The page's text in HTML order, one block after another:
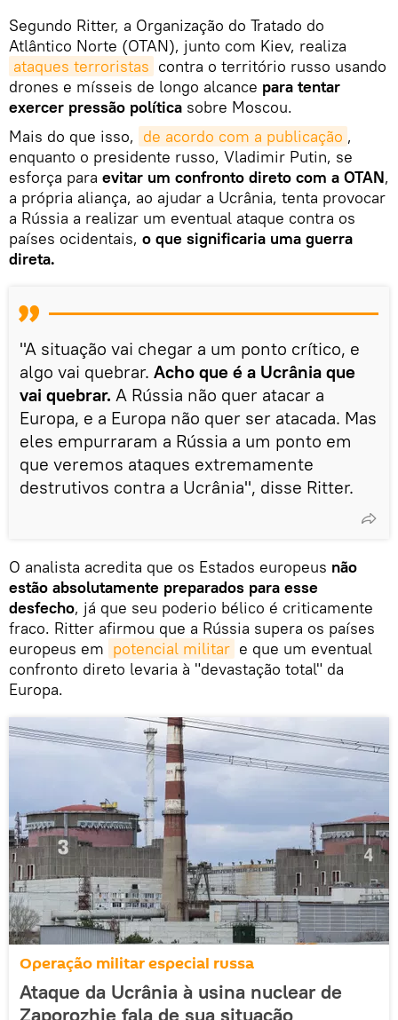
Segundo Ritter, a Organização do Tratado do
Atlântico Norte (OTAN), junto com Kiev, realiza
ataques terroristas contra o território russo usando
drones e mísseis de longo alcance para tentar
exercer pressão política sobre Moscou.
Mais do que isso, de acordo com a publicação ,
enquanto o presidente russo, Vladimir Putin, se
esforça para evitar um confronto direto com a OTAN,
a própria aliança, ao ajudar a Ucrânia, tenta provocar
a Rússia a realizar um eventual ataque contra os
países ocidentais, o que significaria uma guerra
direta.
"A situação vai chegar a um ponto crítico, e
algo vai quebrar. Acho que é a Ucrânia que
vai quebrar. A Rússia não quer atacar a
Europa, e a Europa não quer ser atacada. Mas
eles empurraram a Rússia a um ponto em
que veremos ataques extremamente
destrutivos contra a Ucrânia", disse Ritter.
O analista acredita que os Estados europeus não
estão absolutamente preparados para esse
desfecho, já que seu poderio bélico é criticamente
fraco. Ritter afirmou que a Rússia supera os países
europeus em potencial militar e que um eventual
confronto direto levaria à "devastação total" da
Europa.
Operação militar especial russa
Ataque da Ucrânia à usina nuclear de
Zaporozhie fala de sua situação